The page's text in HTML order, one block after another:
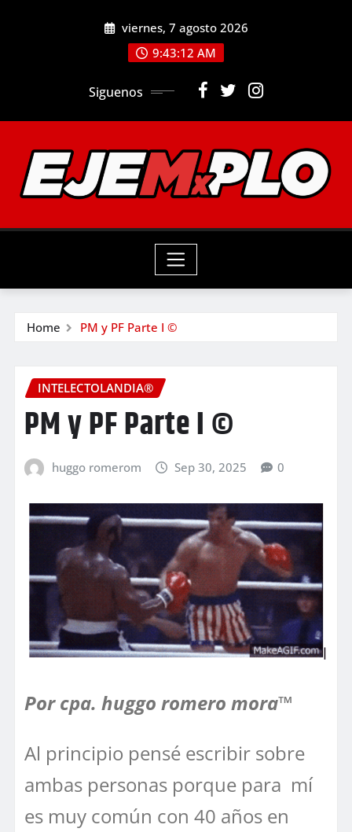
viernes, 7 agosto 2026
9:43:13 AM
Siguenos
Home PM y PF Parte I ©
INTELECTOLANDIA®
PM y PF Parte I ©
huggo romerom Sep 30, 2025 0
Por cpa. huggo romero mora™
Al principio pensé escribir sobre
ambas personas porque para mí
es muy común con 40 años en